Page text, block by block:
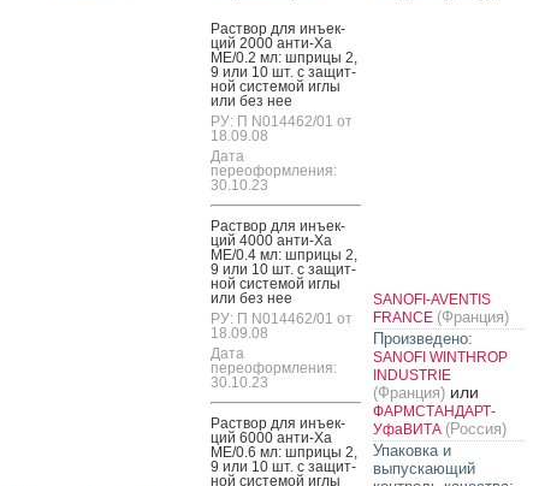
Рас­твор для инъ­ек­
ций 2000 ан­ти-Ха
МЕ/0.2 мл: шпри­цы 2,
9 или 10 шт. с за­щит­
ной сис­те­мой иг­лы
или без нее
РУ: П N014462/01 от
18.09.08
Дата
переоформления:
30.10.23
Рас­твор для инъ­ек­
ций 4000 ан­ти-Ха
МЕ/0.4 мл: шпри­цы 2,
9 или 10 шт. с за­щит­
ной сис­те­мой иг­лы
или без нее
РУ: П N014462/01 от
18.09.08
Дата
переоформления:
30.10.23
Рас­твор для инъ­ек­
ций 6000 ан­ти-Ха
МЕ/0.6 мл: шпри­цы 2,
9 или 10 шт. с за­щит­
ной сис­те­мой иг­лы
SANOFI-AVENTIS
FRANCE (Франция)
Произведено:
SANOFI WINTHROP
INDUSTRIE
(Франция) или
ФАРМСТАНДАРТ-
УфаВИТА (Россия)
Упаковка и
выпускающий